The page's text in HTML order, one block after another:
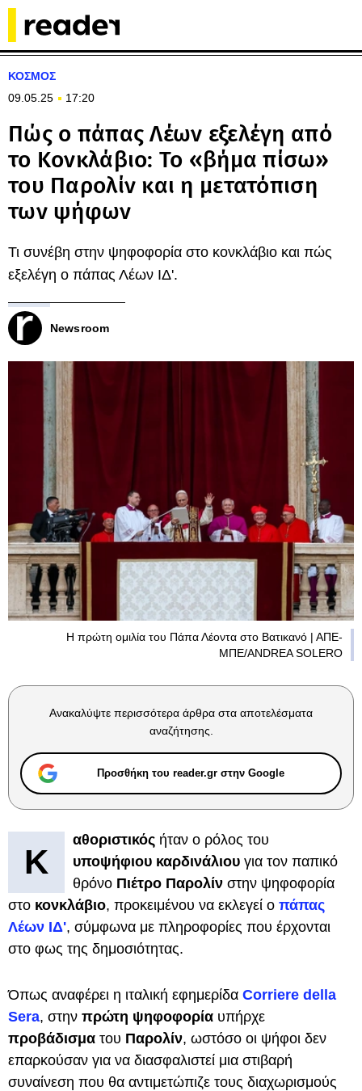
ΚΟΣΜΟΣ
09.05.25
17:20
Πώς ο πάπας Λέων εξελέγη από
το Κονκλάβιο: Το «βήμα πίσω»
του Παρολίν και η μετατόπιση
των ψήφων
Τι συνέβη στην ψηφοφορία στο κονκλάβιο και πώς
εξελέγη ο πάπας Λέων ΙΔ'.
Newsroom
Η πρώτη ομιλία του Πάπα Λέοντα στο Βατικανό | ΑΠΕ-
ΜΠΕ/ANDREA SOLERO
Ανακαλύψτε περισσότερα άρθρα στα αποτελέσματα
αναζήτησης.
Προσθήκη του reader.gr στην Google
Κ
αθοριστικός ήταν ο ρόλος του
υποψήφιου καρδινάλιου για τον παπικό
θρόνο Πιέτρο Παρολίν στην ψηφοφορία
στο κονκλάβιο, προκειμένου να εκλεγεί ο πάπας
Λέων ΙΔ', σύμφωνα με πληροφορίες που έρχονται
στο φως της δημοσιότητας.
Όπως αναφέρει η ιταλική εφημερίδα Corriere della
Sera, στην πρώτη ψηφοφορία υπήρχε
προβάδισμα του Παρολίν, ωστόσο οι ψήφοι δεν
επαρκούσαν για να διασφαλιστεί μια στιβαρή
συναίνεση που θα αντιμετώπιζε τους διαχωρισμούς